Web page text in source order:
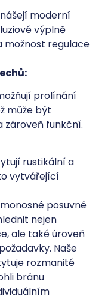
moderní
výplně
možnost regulace
prolínání
může být
zároveň funkční.
rustikální a
vytvářející
posuvné
nejen
ale také úroveň
Naše
rozmanité
bránu